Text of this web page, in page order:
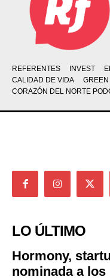
REFERENTES INVEST
CALIDAD DE VIDA
CORAZÓN DEL NORTE
LO ÚLTIMO
Hormony,
nominada a los